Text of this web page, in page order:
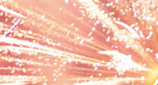
文
へ